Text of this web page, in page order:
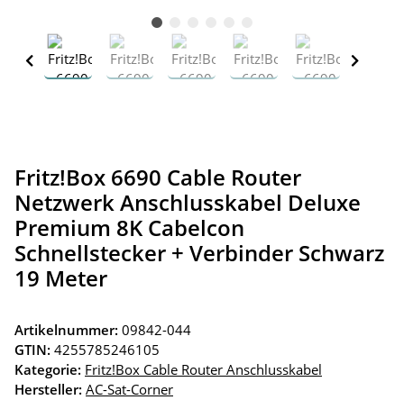
Fritz!Box 6690 Cable Router
Netzwerk Anschlusskabel Deluxe
Premium 8K Cabelcon
Schnellstecker + Verbinder Schwarz
19 Meter
Artikelnummer: 09842-044
GTIN: 4255785246105
Kategorie: Fritz!Box Cable Router Anschlusskabel
Hersteller: AC-Sat-Corner